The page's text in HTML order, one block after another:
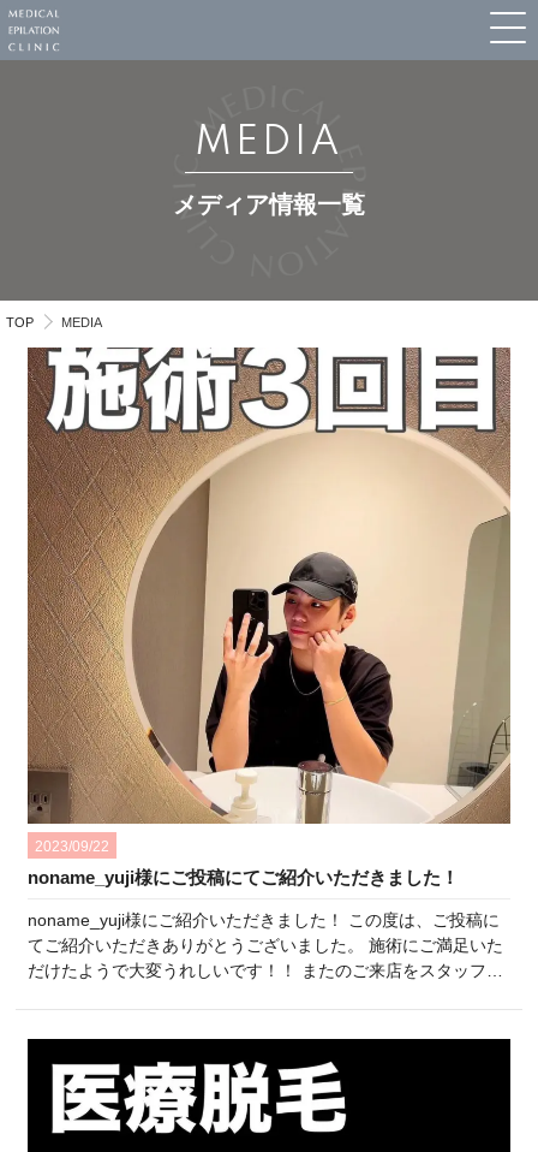
MEDIA
メディア情報一覧
TOP MEDIA
2023/09/22
noname_yuji様にご投稿にてご紹介いただきました！
noname_yuji様にご紹介いただきました！ この度は、ご投稿に
てご紹介いただきありがとうございました。 施術にご満足いた
だけたようで大変うれしいです！！ またのご来店をスタッフ一